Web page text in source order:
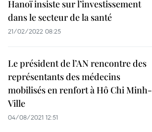
Hanoï insiste sur l’investissement
dans le secteur de la santé
21/02/2022 08:25
Le président de l’AN rencontre des
représentants des médecins
mobilisés en renfort à Hô Chi Minh-
Ville
04/08/2021 12:51